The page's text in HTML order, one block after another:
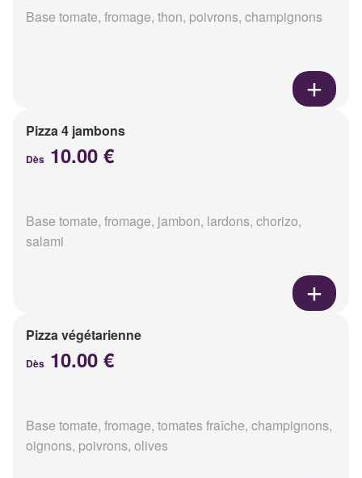
Base tomate, fromage, thon, poivrons, champignons
Pizza 4 jambons
Dès 10.00 €
Base tomate, fromage, jambon, lardons, chorizo,
salami
Pizza végétarienne
Dès 10.00 €
Base tomate, fromage, tomates fraîche, champignons,
oignons, poivrons, olives